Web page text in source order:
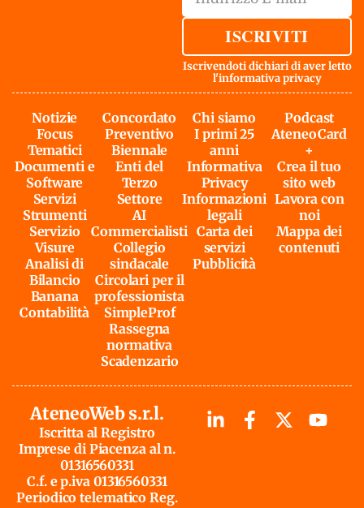
ISCRIVITI
Iscrivendoti dichiari di aver letto
l'informativa privacy
Notizie
Focus
Tematici
Documenti e
Software
Servizi
Strumenti
Servizio
Visure
Analisi di
Bilancio
Banana
Contabilità
Concordato
Preventivo
Biennale
Enti del
Terzo
Settore
AI
Commercialisti
Collegio
sindacale
Circolari per il
professionista
SimpleProf
Rassegna
normativa
Scadenzario
Chi siamo
I primi 25
anni
Informativa
Privacy
Informazioni
legali
Carta dei
servizi
Pubblicità
Podcast
AteneoCard
+
Crea il tuo
sito web
Lavora con
noi
Mappa dei
contenuti
AteneoWeb s.r.l.
Iscritta al Registro
Imprese di Piacenza al n.
01316560331
C.f. e p.iva 01316560331
Periodico telematico Reg.